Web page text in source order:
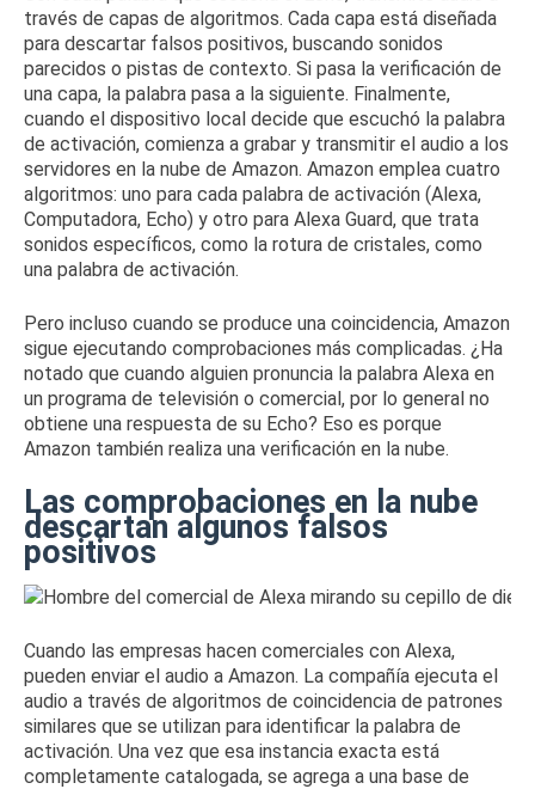
través de capas de algoritmos. Cada capa está diseñada
para descartar falsos positivos, buscando sonidos
parecidos o pistas de contexto. Si pasa la verificación de
una capa, la palabra pasa a la siguiente. Finalmente,
cuando el dispositivo local decide que escuchó la palabra
de activación, comienza a grabar y transmitir el audio a los
servidores en la nube de Amazon. Amazon emplea cuatro
algoritmos: uno para cada palabra de activación (Alexa,
Computadora, Echo) y otro para Alexa Guard, que trata
sonidos específicos, como la rotura de cristales, como
una palabra de activación.
Pero incluso cuando se produce una coincidencia, Amazon
sigue ejecutando comprobaciones más complicadas. ¿Ha
notado que cuando alguien pronuncia la palabra Alexa en
un programa de televisión o comercial, por lo general no
obtiene una respuesta de su Echo? Eso es porque
Amazon también realiza una verificación en la nube.
Las comprobaciones en la nube
descartan algunos falsos
positivos
Cuando las empresas hacen comerciales con Alexa,
pueden enviar el audio a Amazon. La compañía ejecuta el
audio a través de algoritmos de coincidencia de patrones
similares que se utilizan para identificar la palabra de
activación. Una vez que esa instancia exacta está
completamente catalogada, se agrega a una base de